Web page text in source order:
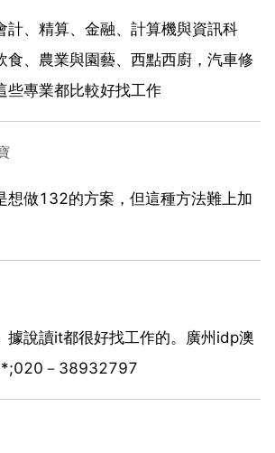
計、精算、金融、計算機與資訊科
食、農業與園藝、西點西廚，汽車修
些專業都比較好找工作
想做132的方案，但這種方法難上加
據說讀it都很好找工作的。廣州idp澳
－38932797